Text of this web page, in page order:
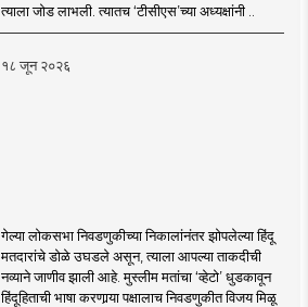
त्याला जोड लाभली. त्यातच ‘टीसीएस’च्या अध्यक्षांनी ..
१८ जून २०२६
गेल्या लोकसभा निवडणुकीच्या निकालांनंतर झोपलेल्या हिंदू
मतदारांचे डोळे उघडले असून, त्याला आपल्या ताकदीची
नव्याने जाणीव झाली आहे. मुस्लीम मतांचा ‘व्हेटो’ धुडकावून
हिंदूहिताची भाषा करणार्‍या पक्षालाच निवडणुकीत विजय मिळू